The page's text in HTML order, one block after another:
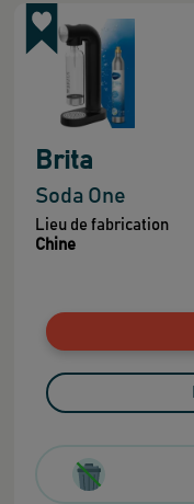
Brita
Soda One
Lieu de fabrication
Chine